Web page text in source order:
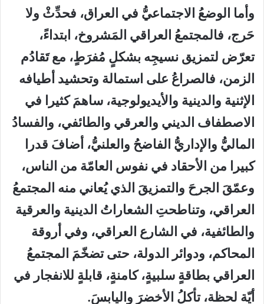
وأما الوضعُ الاجتماعيُّ في العراق، فحدِّثْ ولا
حَرج، فالمجتمعُ العراقي المَشروخ، ابتداءً،
تعرّض لتمزيق نسيجِه بشكلٍ مُفرَطٍ، مع تَقادُم
الزمن، فالصراعُ على استمالة وتحشيد أطيافه
الإثنية والدينية والأيديولوجية، ساهمَ كثيرا في
الاصطفاف الديني والعرقي والطائفي، والفسادُ
الماليُّ والإداريُّ الفاضحُ والعلنيُّ، أضافَ قدرا
كبيرا من الأحقاد في نفوس العامّة من الناس،
وعمّقَ الجرحَ والتمزيقَ الذي يُعاني منه المجتمعُ
العراقي، وتناطحتِ الشعاراتُ الدينية والعرقية
والطائفية، في الشارع العراقي، وفي أروقة
المحاكم، ودوائر الدولة، حتى تضخّمَ المجتمعُ
العراقي بطاقةٍ سلبيةٍ، كامنةٍ، قابلةٍ للانفجار في
أيّة لحظة، تأكلُ الأخضرَ واليابسَ.